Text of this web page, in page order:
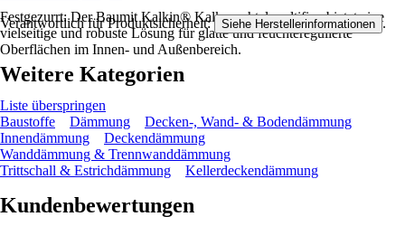
Festgezurrt: Der Baumit Kalkin® Kalkspachtel multifine bietet eine
vielseitige und robuste Lösung für glatte und feuchteregulierte
Oberflächen im Innen- und Außenbereich.
Verantwortlich für Produktsicherheit: Siehe Herstellerinformationen .
Weitere Kategorien
Liste überspringen
Baustoffe
Dämmung
Decken-, Wand- & Bodendämmung
Innendämmung
Deckendämmung
Wanddämmung & Trennwanddämmung
Trittschall & Estrichdämmung
Kellerdeckendämmung
Kundenbewertungen